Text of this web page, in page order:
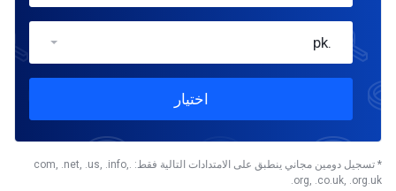
.pk
اختيار
* تسجيل دومين مجاني ينطبق على الامتدادات التالية فقط: .com, .net, .us, .info,
.org, .co.uk, .org.uk